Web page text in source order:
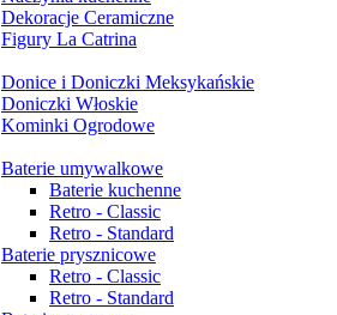
Dekoracje Ceramiczne
Figury La Catrina
Donice i Doniczki Meksykańskie
Doniczki Włoskie
Kominki Ogrodowe
Baterie umywalkowe
Baterie kuchenne
Retro - Classic
Retro - Standard
Baterie prysznicowe
Retro - Classic
Retro - Standard